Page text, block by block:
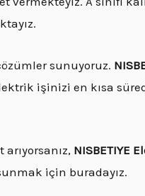
sunuyoruz.
işinizi en kısa
NISBETIYE
için buradayız.